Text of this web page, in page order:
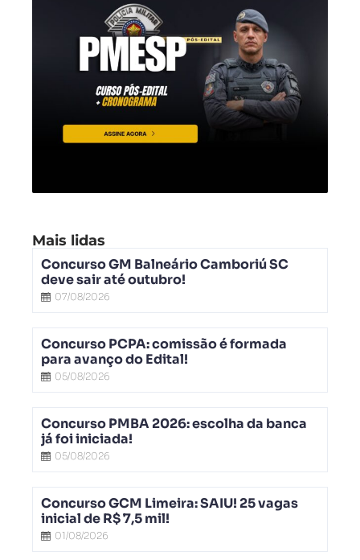
Mais lidas
Concurso GM Balneário Camboriú SC
deve sair até outubro!
07/08/2026
Concurso PCPA: comissão é formada
para avanço do Edital!
05/08/2026
Concurso PMBA 2026: escolha da banca
já foi iniciada!
05/08/2026
Concurso GCM Limeira: SAIU! 25 vagas
inicial de R$ 7,5 mil!
01/08/2026